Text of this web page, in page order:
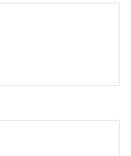
どうなるの？
たい！
与忘れがあるけど、食後じゃ
ない糖尿病の薬があるのは、
シドーシスって、患者さん
るって聞いたけど、
いろだけど、何か違
飲めない子どもへの
があるけど、水剤に